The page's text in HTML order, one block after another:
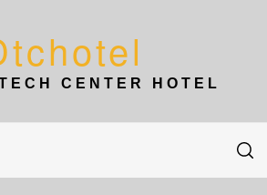
CENTER HOTEL